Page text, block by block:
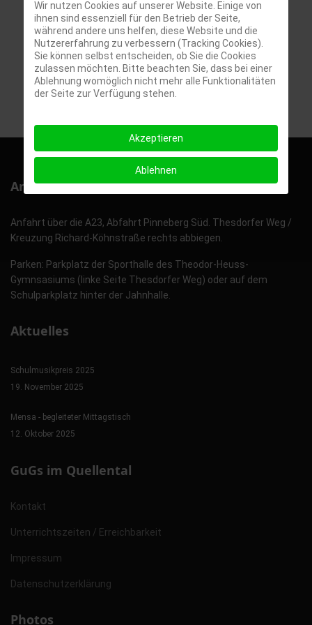
Programm OGTS 2. Halbjahr 25/26 (Offener Ganztag
(OGTS))
Anmeldung Jahrgänge 5 bis 10 (Formulare Anmeldung)
GuGs im Quellental Flyer (Infos zur GuGs)
Präventionskonzept (Konzepte)
Konzept Übergang Klasse 4 nach 5 (Konzepte)
Anfahrt und Parken
Anfahrt über die A23, Abfahrt Pinneberg Süd. Thesdorfer Weg /
Kreuzung Richard-Köhnstraße rechts abbiegen.
Parken: Parkplatz der Sporthalle des Theodor-Heuss-
Gymnsasiums (linke Seite Thesdorfer Weg) oder auf dem
Schulparkplatz hinter der Jahnhalle.
Aktuelles
Schulmusikpreis 2025
19. November 2025
Mensa - begleiteter Mittagstisch
12. Oktober 2025
GuGs im Quellental
Kontakt
Unterrichtszeiten / Erreichbarkeit
Impressum
Datenschutzerklärung
Photos
Wir nutzen Cookies auf unserer Website. Einige von
ihnen sind essenziell für den Betrieb der Seite,
während andere uns helfen, diese Website und die
Nutzererfahrung zu verbessern (Tracking Cookies).
Sie können selbst entscheiden, ob Sie die Cookies
zulassen möchten. Bitte beachten Sie, dass bei einer
Ablehnung womöglich nicht mehr alle Funktionalitäten
der Seite zur Verfügung stehen.
Akzeptieren
Ablehnen